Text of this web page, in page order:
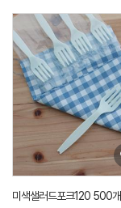
미색샐러드포크120 500개